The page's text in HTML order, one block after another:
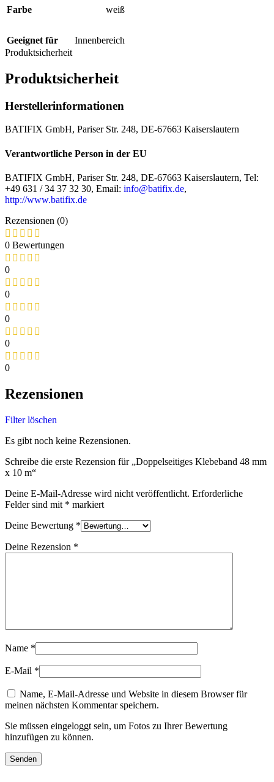
Farbe weiß
Geeignet für
Innenbereich
Produktsicherheit
Produktsicherheit
Herstellerinformationen
BATIFIX GmbH, Pariser Str. 248, DE-67663 Kaiserslautern
Verantwortliche Person in der EU
BATIFIX GmbH, Pariser Str. 248, DE-67663 Kaiserslautern, Tel:
+49 631 / 34 37 32 30, Email: info@batifix.de,
http://www.batifix.de
Rezensionen (0)
0 Bewertungen
0
0
0
0
0
Rezensionen
Filter löschen
Es gibt noch keine Rezensionen.
Schreibe die erste Rezension für „Doppelseitiges Klebeband 48 mm
x 10 m“
Deine E-Mail-Adresse wird nicht veröffentlicht. Erforderliche
Felder sind mit * markiert
Deine Bewertung *
Deine Rezension *
Name *
E-Mail *
Name, E-Mail-Adresse und Website in diesem Browser für
meinen nächsten Kommentar speichern.
Sie müssen eingeloggt sein, um Fotos zu Ihrer Bewertung
hinzufügen zu können.